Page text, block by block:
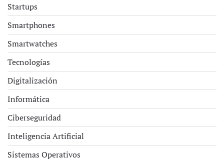
Startups
Smartphones
Smartwatches
Tecnologías
Digitalización
Informática
Ciberseguridad
Inteligencia Artificial
Sistemas Operativos